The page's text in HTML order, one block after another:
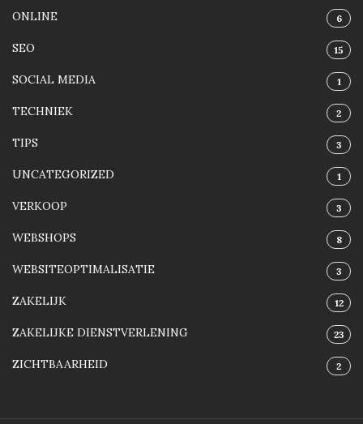
ONLINE 6
SEO 15
SOCIAL MEDIA 1
TECHNIEK 2
TIPS 3
UNCATEGORIZED 1
VERKOOP 3
WEBSHOPS 8
WEBSITEOPTIMALISATIE 3
ZAKELIJK 12
ZAKELIJKE DIENSTVERLENING 23
ZICHTBAARHEID 2